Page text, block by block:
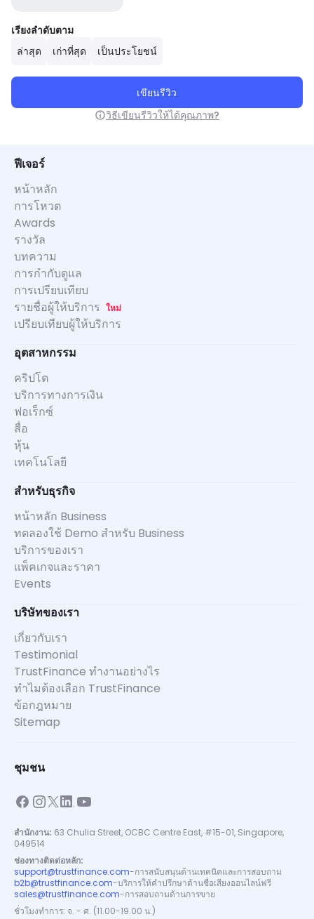
เรียงลำดับตาม
ล่าสุด
เก่าที่สุด เป็นประโยชน์
เขียนรีวิว
วิธีเขียนรีวิวให้ได้คุณภาพ?
ฟีเจอร์
หน้าหลัก
การโหวต
Awards
รางวัล
บทความ
การกำกับดูแล
การเปรียบเทียบ
รายชื่อผู้ให้บริการ ใหม่
เปรียบเทียบผู้ให้บริการ
อุตสาหกรรม
คริปโต
บริการทางการเงิน
ฟอเร็กซ์
สื่อ
หุ้น
เทคโนโลยี
สำหรับธุรกิจ
หน้าหลัก Business
ทดลองใช้ Demo สำหรับ Business
บริการของเรา
แพ็คเกจและราคา
Events
บริษัทของเรา
เกี่ยวกับเรา
Testimonial
TrustFinance ทำงานอย่างไร
ทำไมต้องเลือก TrustFinance
ข้อกฎหมาย
Sitemap
ชุมชน
สำนักงาน: 63 Chulia Street, OCBC Centre East, #15-01, Singapore,
049514
ช่องทางติดต่อหลัก:
support@trustfinance.com-การสนับสนุนด้านเทคนิคและการสอบถาม
b2b@trustfinance.com-บริการให้คำปรึกษาด้านชื่อเสียงออนไลน์ฟรี
sales@trustfinance.com-การสอบถามด้านการขาย
ชั่วโมงทำการ: จ. - ศ. (11.00-19.00 น.)